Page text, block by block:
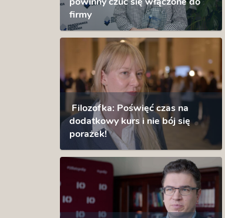
firmy
Filozofka: Poświęć czas na
dodatkowy kurs i nie bój się
porażek!